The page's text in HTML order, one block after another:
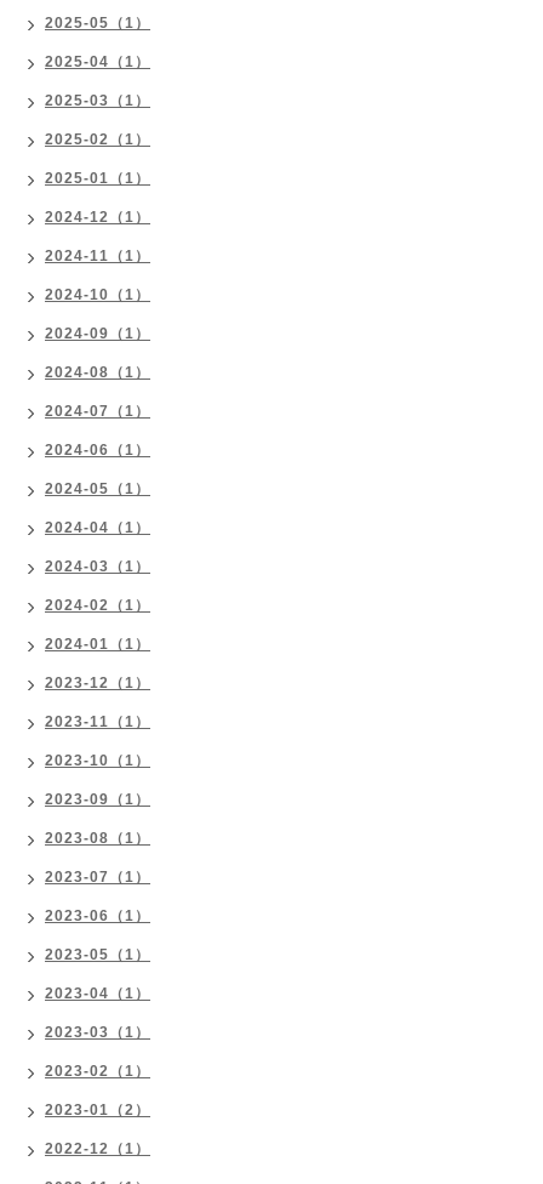
2025-05（1）
2025-04（1）
2025-03（1）
2025-02（1）
2025-01（1）
2024-12（1）
2024-11（1）
2024-10（1）
2024-09（1）
2024-08（1）
2024-07（1）
2024-06（1）
2024-05（1）
2024-04（1）
2024-03（1）
2024-02（1）
2024-01（1）
2023-12（1）
2023-11（1）
2023-10（1）
2023-09（1）
2023-08（1）
2023-07（1）
2023-06（1）
2023-05（1）
2023-04（1）
2023-03（1）
2023-02（1）
2023-01（2）
2022-12（1）